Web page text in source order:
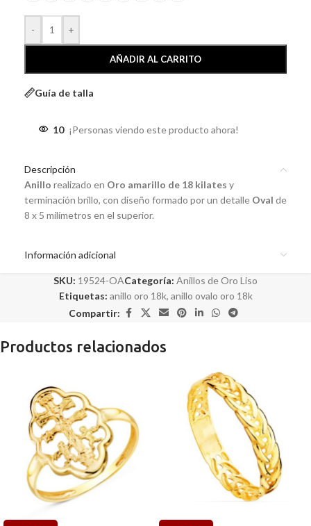
- +
AÑADIR AL CARRITO
Guía de talla
10 ¡Personas viendo este producto ahora!
Descripción
Anillo realizado en Oro amarillo de 18 kilates y
terminación brillo, con diseño formado por un detalle Oval de
8 x 5 milímetros en el superior.
Información adicional
SKU: 19524-OACategoría: Anillos de Oro Liso
Etiquetas: anillo oro 18k, anillo ovalo oro 18k
Compartir:
Productos relacionados